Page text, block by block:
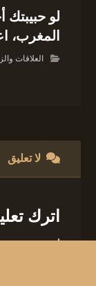
لو حبيبتك
المغرب،
العلاقات
لا تعليق
اترك
لن يتم نشر
الإلزامية